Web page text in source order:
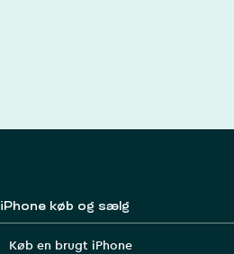
iPhone køb og sælg
Køb en brugt iPhone